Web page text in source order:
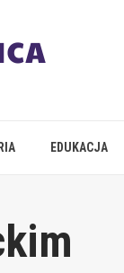
EDUKACJA